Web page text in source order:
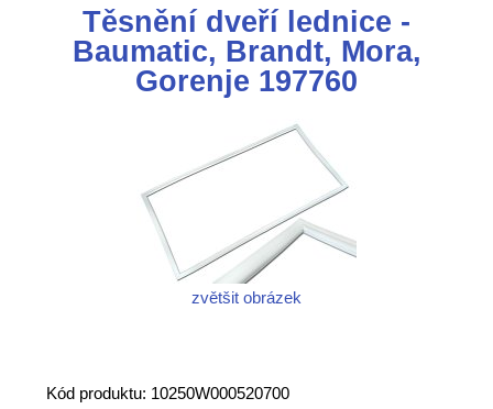
Těsnění dveří lednice -
Baumatic, Brandt, Mora,
Gorenje 197760
zvětšit obrázek
Kód produktu: 10250W000520700